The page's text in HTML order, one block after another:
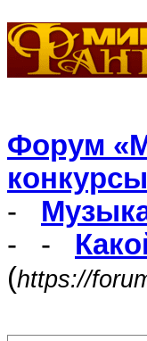
Форум
-
- -
(https://